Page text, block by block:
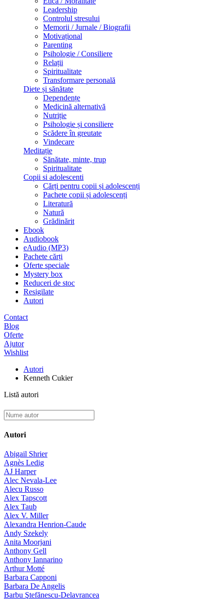
Leadership
Controlul stresului
Memorii / Jurnale / Biografii
Motivațional
Parenting
Psihologie / Consiliere
Relații
Spiritualitate
Transformare personală
Diete și sănătate
Dependențe
Medicină alternativă
Nutriție
Psihologie și consiliere
Scădere în greutate
Vindecare
Meditație
Sănătate, minte, trup
Spiritualitate
Copii si adolescenti
Cărți pentru copii și adolescenți
Pachete copii și adolescenți
Literatură
Natură
Grădinărit
Ebook
Audiobook
eAudio (MP3)
Pachete cărți
Oferte speciale
Mystery box
Reduceri de stoc
Resigilate
Autori
Contact
Blog
Oferte
Ajutor
Wishlist
Autori
Kenneth Cukier
Listă autori
Autori
Abigail Shrier
Agnès Ledig
AJ Harper
Alec Nevala-Lee
Alecu Russo
Alex Tapscott
Alex Taub
Alex V. Miller
Alexandra Henrion-Caude
Andy Szekely
Anita Moorjani
Anthony Gell
Anthony Iannarino
Arthur Motté
Barbara Capponi
Barbara De Angelis
Barbu Ştefănescu-Delavrancea